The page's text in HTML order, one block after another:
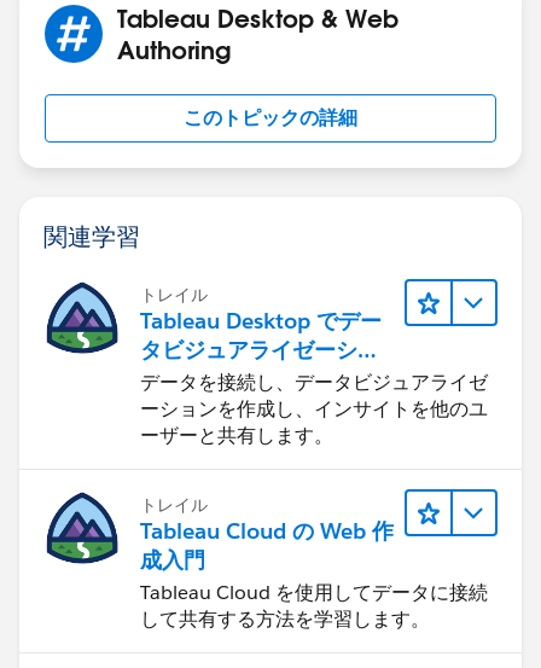
Tableau Desktop & Web
Authoring
このトピックの詳細
関連学習
トレイル
Tableau Desktop でデー
タビジュアライゼーショ
ンをはじめる
データを接続し、データビジュアライゼ
ーションを作成し、インサイトを他のユ
ーザーと共有します。
トレイル
Tableau Cloud の Web 作
成入門
Tableau Cloud を使用してデータに接続
して共有する方法を学習します。